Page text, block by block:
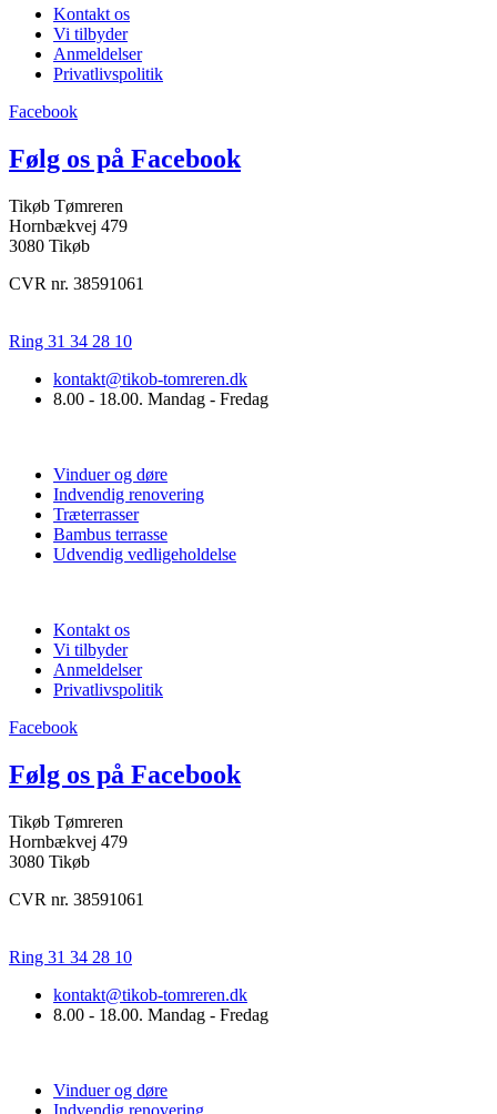
Kontakt os
Vi tilbyder
Anmeldelser
Privatlivspolitik
Facebook
Følg os på Facebook
Tikøb Tømreren
Hornbækvej 479
3080 Tikøb
CVR nr. 38591061
Ring 31 34 28 10
kontakt@tikob-tomreren.dk
8.00 - 18.00. Mandag - Fredag
Vinduer og døre
Indvendig renovering
Træterrasser
Bambus terrasse
Udvendig vedligeholdelse
Kontakt os
Vi tilbyder
Anmeldelser
Privatlivspolitik
Facebook
Følg os på Facebook
Tikøb Tømreren
Hornbækvej 479
3080 Tikøb
CVR nr. 38591061
Ring 31 34 28 10
kontakt@tikob-tomreren.dk
8.00 - 18.00. Mandag - Fredag
Vinduer og døre
Indvendig renovering